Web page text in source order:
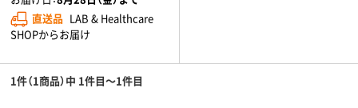
直送品 LAB & Healthcare
SHOPからお届け
1件（1商品）中 1件目～1件目